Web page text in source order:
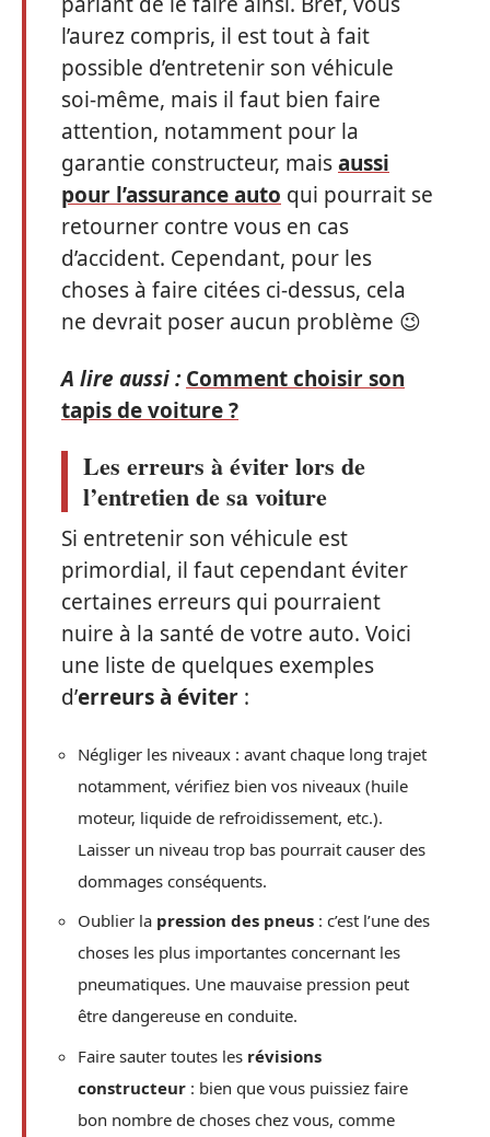
l’aurez compris, il est tout à fait
possible d’entretenir son véhicule
soi-même, mais il faut bien faire
attention, notamment pour la
garantie constructeur, maisaussi
pour l’assurance auto qui pourrait se
retourner contre vous en cas
d’accident. Cependant, pour les
choses à faire citées ci-dessus, cela
ne devrait poser aucun problème 😉
A lire aussi : Comment choisir son
tapis de voiture ?
Les erreurs à éviter lors de
l’entretien de sa voiture
Si entretenir son véhicule est
primordial, il faut cependant éviter
certaines erreurs qui pourraient
nuire à la santé de votre auto. Voici
une liste de quelques exemples
d’erreurs à éviter :
Négliger les niveaux : avant chaque long trajet
notamment, vérifiez bien vos niveaux (huile
moteur, liquide de refroidissement, etc.).
Laisser un niveau trop bas pourrait causer des
dommages conséquents.
Oublier la pression des pneus : c’est l’une des
choses les plus importantes concernant les
pneumatiques. Une mauvaise pression peut
être dangereuse en conduite.
Faire sauter toutes les révisions
constructeur : bien que vous puissiez faire
bon nombre de choses chez vous, comme